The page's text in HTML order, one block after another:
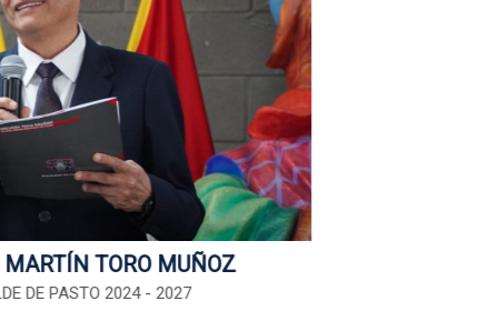
TORO MUÑOZ
DE PASTO 2024 - 2027